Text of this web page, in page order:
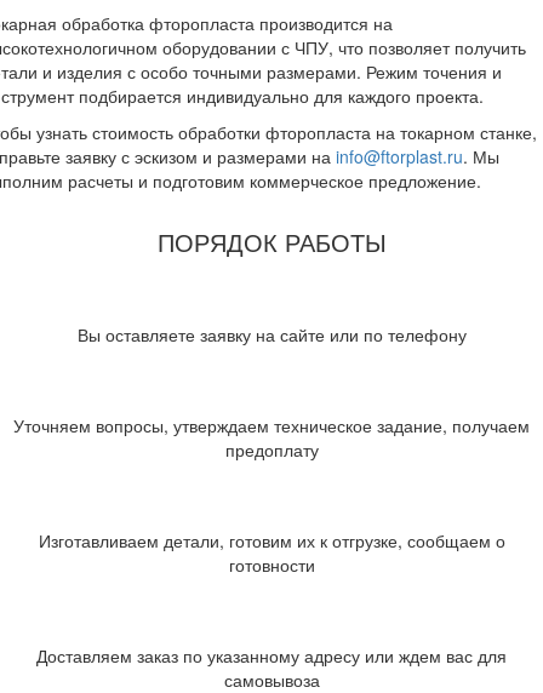
обработка фторопласта производится на
оборудовании с ЧПУ, что позволяет получить
и изделия с особо точными размерами. Режим точения и
подбирается индивидуально для каждого проекта.
узнать стоимость обработки фторопласта на токарном станке,
заявку с эскизом и размерами на info@ftorplast.ru. Мы
расчеты и подготовим коммерческое предложение.
ПОРЯДОК РАБОТЫ
Вы оставляете заявку на сайте или по телефону
Уточняем вопросы, утверждаем техническое задание, получаем
предоплату
Изготавливаем детали, готовим их к отгрузке, сообщаем о
готовности
Доставляем заказ по указанному адресу или ждем вас для
самовывоза